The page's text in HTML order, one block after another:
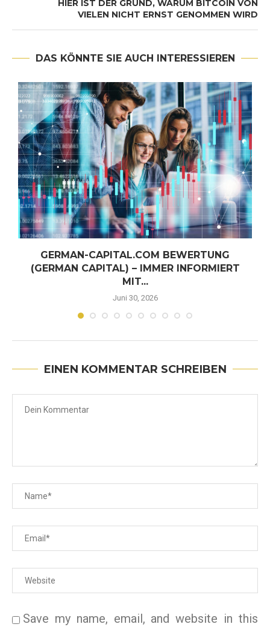
HIER IST DER GRUND, WARUM BITCOIN VON
VIELEN NICHT ERNST GENOMMEN WIRD
DAS KÖNNTE SIE AUCH INTERESSIEREN
GERMAN-CAPITAL.COM BEWERTUNG
(GERMAN CAPITAL) – IMMER INFORMIERT
MIT...
Juni 30, 2026
EINEN KOMMENTAR SCHREIBEN
Save my name, email, and website in this